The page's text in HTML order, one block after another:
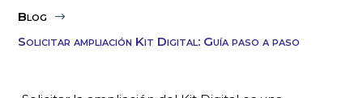
Blog $
Solicitar ampliación Kit Digital: Guía paso a paso